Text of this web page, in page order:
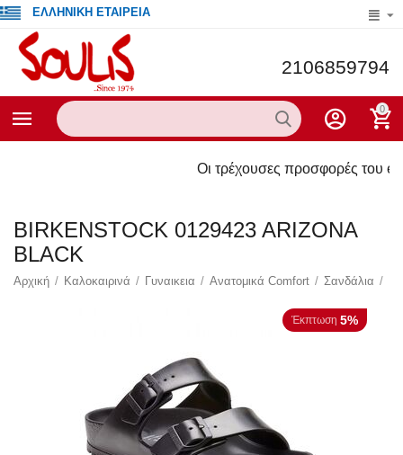
ΕΛΛΗΝΙΚΗ ΕΤΑΙΡΕΙΑ
2106859794
0
Οι τρέχουσες προσφορές του eshop μας
BIRKENSTOCK 0129423 ARIZONA
BLACK
Αρχική / Καλοκαιρινά / Γυναικεια / Ανατομικά Comfort / Σανδάλια /
Έκπτωση 5%